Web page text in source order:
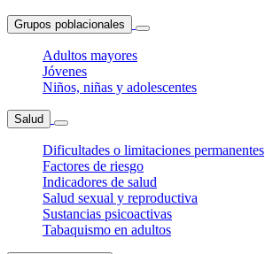
Grupos poblacionales
Adultos mayores
Jóvenes
Niños, niñas y adolescentes
Salud
Dificultades o limitaciones permanentes
Factores de riesgo
Indicadores de salud
Salud sexual y reproductiva
Sustancias psicoactivas
Tabaquismo en adultos